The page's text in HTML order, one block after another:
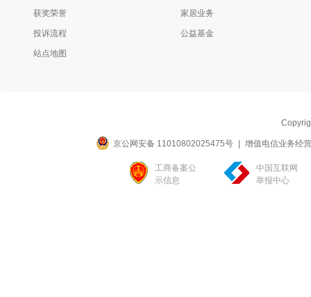
获奖荣誉
投诉流程
站点地图
家居业务
公益基金
京公网安备 11010802025475号 增值电信业务经
工商备案公
示信息
中国互联网
举报中心